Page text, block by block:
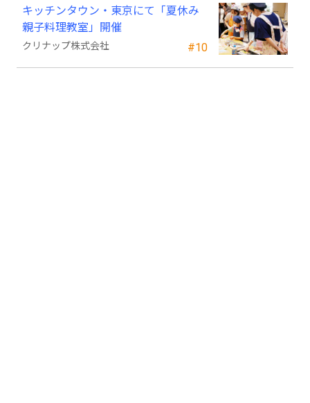
#10
キッチンタウン・東京にて「夏休み
親子料理教室」開催
クリナップ株式会社